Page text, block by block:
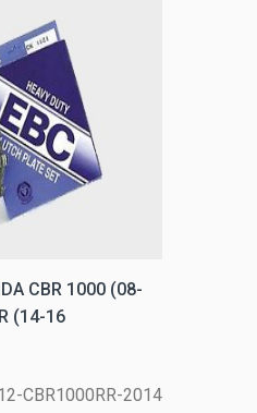
CBR 1000 (08-
(14-16)
CBR1000RR-2014